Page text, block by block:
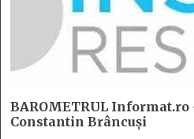
BAROMETRUL Informat.ro
Constantin Brâncuși